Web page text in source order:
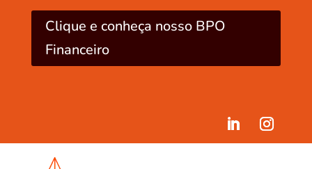
Clique e conheça nosso BPO
Financeiro